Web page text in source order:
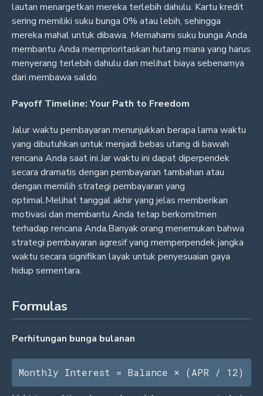
lautan menargetkan mereka terlebih dahulu. Kartu kredit
sering memiliki suku bunga 0% atau lebih, sehingga
mereka mahal untuk dibawa. Memahami suku bunga Anda
membantu Anda memprioritaskan hutang mana yang harus
menyerang terlebih dahulu dan melihat biaya sebenarnya
dari membawa saldo.
Payoff Timeline: Your Path to Freedom
Jalur waktu pembayaran menunjukkan berapa lama waktu
yang dibutuhkan untuk menjadi bebas utang di bawah
rencana Anda saat ini.Jar waktu ini dapat diperpendek
secara dramatis dengan pembayaran tambahan atau
dengan memilih strategi pembayaran yang
optimal.Melihat tanggal akhir yang jelas memberikan
motivasi dan membantu Anda tetap berkomitmen
terhadap rencana Anda.Banyak orang menemukan bahwa
strategi pembayaran agresif yang memperpendek jangka
waktu secara signifikan layak untuk penyesuaian gaya
hidup sementara.
Formulas
Perhitungan bunga bulanan
Monthly Interest = Balance × (APR / 12)